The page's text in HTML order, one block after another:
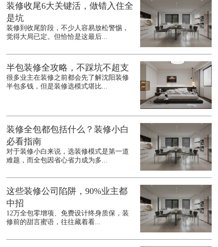
装修收尾6大关键活，做错入住全
是坑
装修到收尾阶段，不少人容易放松警惕，
觉得大局已定。但恰恰是这最后...
半包装修全攻略，不踩坑不超支
很多业主在装修之前都会先了解沈阳装修
半包多钱，但是装修选模式堪比...
装修全包都包括什么？装修小白
必看指南
对于装修小白来说，选装修模式是第一道
难题，而全包因省心省力成为多...
这些装修公司陷阱，90%业主都
中招
12万全包零增项、免费设计终身质保，装
修前的甜言蜜语，往往藏着看...